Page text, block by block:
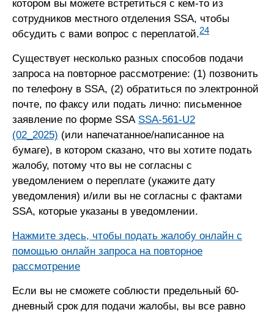
котором вы можете встретиться с кем-то из
сотрудников местного отделения SSA, чтобы
обсудить с вами вопрос с переплатой.24
Существует несколько разных способов подачи
запроса на повторное рассмотрение: (1) позвонить
по телефону в SSA, (2) обратиться по электронной
почте, по факсу или подать лично: письменное
заявление по форме SSA SSA-561-U2
(02_2025) (или напечатанное/написанное на
бумаге), в котором сказано, что вы хотите подать
жалобу, потому что вы не согласны с
уведомлением о переплате (укажите дату
уведомления) и/или вы не согласны с фактами
SSA, которые указаны в уведомлении.
Нажмите здесь, чтобы подать жалобу онлайн с
помощью онлайн запроса на повторное
рассмотрение
Если вы не сможете соблюсти предельный 60-
дневный срок для подачи жалобы, вы все равно